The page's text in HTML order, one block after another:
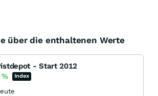
über die enthaltenen Werte
- Start 2012
% Index